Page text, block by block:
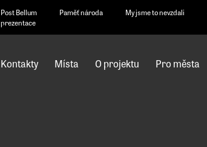
Post Bellum Paměť národa My jsme to nevzdali
prezentace
Kontakty Místa O projektu Pro města